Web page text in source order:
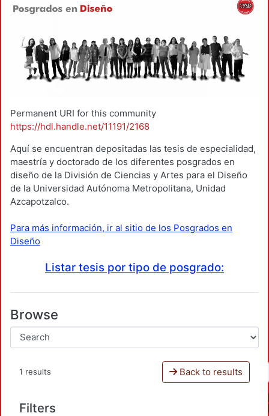
Permanent URI for this community
https://hdl.handle.net/11191/2168
Aquí se encuentran depositadas las tesis de especialidad,
maestría y doctorado de los diferentes posgrados en
diseño de la División de Ciencias y Artes para el Diseño
de la Universidad Autónoma Metropolitana, Unidad
Azcapotzalco.
Para más información, ir al sitio de los Posgrados en
Diseño
Listar tesis por tipo de posgrado:
Browse
1 results Back to results
Filters